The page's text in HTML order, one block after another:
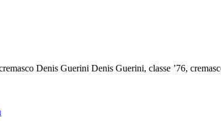
Denis Guerini Denis Guerini, classe ’76,